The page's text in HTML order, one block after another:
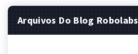
Arquivos Do Blog Robolabs